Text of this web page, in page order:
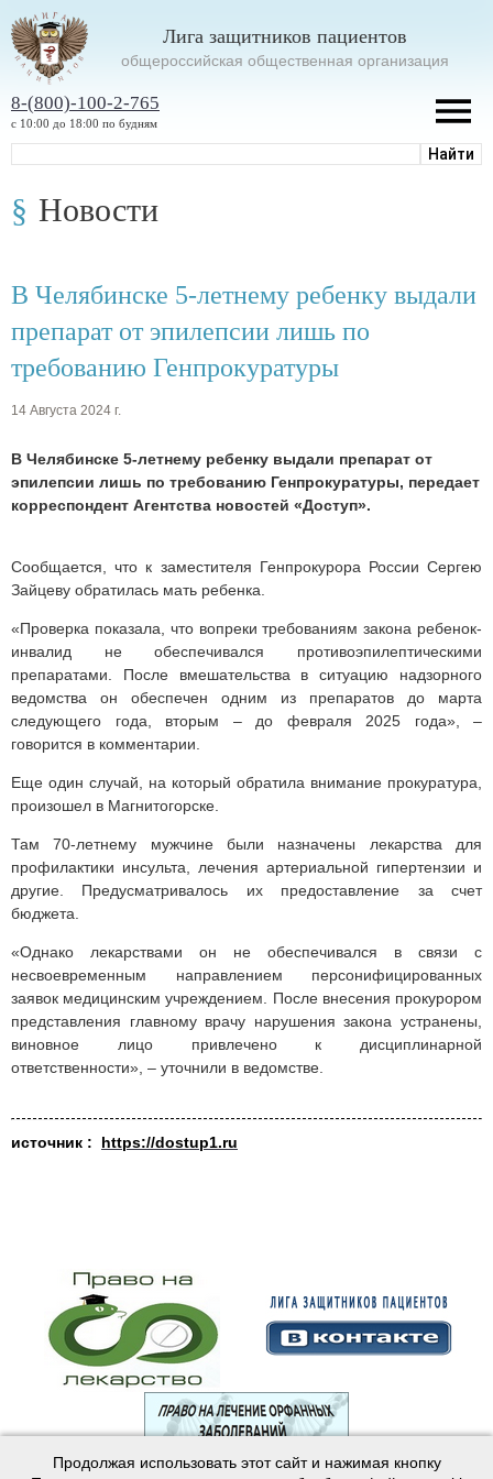
Лига защитников пациентов
oбщероссийская общественная организация
8-(800)-100-2-765
с 10:00 до 18:00 по будням
Новости
В Челябинске 5-летнему ребенку выдали
препарат от эпилепсии лишь по
требованию Генпрокуратуры
14 Августа 2024 г.
В Челябинске 5-летнему ребенку выдали препарат от
эпилепсии лишь по требованию Генпрокуратуры, передает
корреспондент Агентства новостей «Доступ».
Сообщается, что к заместителя Генпрокурора России Сергею
Зайцеву обратилась мать ребенка.
«Проверка показала, что вопреки требованиям закона ребенок-
инвалид не обеспечивался противоэпилептическими
препаратами. После вмешательства в ситуацию надзорного
ведомства он обеспечен одним из препаратов до марта
следующего года, вторым – до февраля 2025 года», –
говорится в комментарии.
Еще один случай, на который обратила внимание прокуратура,
произошел в Магнитогорске.
Там 70-летнему мужчине были назначены лекарства для
профилактики инсульта, лечения артериальной гипертензии и
другие. Предусматривалось их предоставление за счет
бюджета.
«Однако лекарствами он не обеспечивался в связи с
несвоевременным направлением персонифицированных
заявок медицинским учреждением. После внесения прокурором
представления главному врачу нарушения закона устранены,
виновное лицо привлечено к дисциплинарной
ответственности», – уточнили в ведомстве.
источник : https://dostup1.ru
© 2003—2024 Лига защитников пациентов
Продолжая использовать этот сайт и нажимая кнопку